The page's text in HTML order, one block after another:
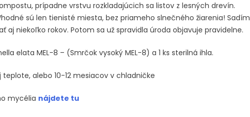
prípadne vrstvu rozkladajúcich sa listov z lesných drevín.
sú len tienisté miesta, bez priameho slnečného žiarenia!
aj niekoľko rokov. Potom sa už spravidla úroda objavuje pravidelne.
elata MEL-8 – (Smrčok vysoký MEL-8) a 1 ks sterilná ihla.
alebo 10-12 mesiacov v chladničke
mycélia nájdete tu